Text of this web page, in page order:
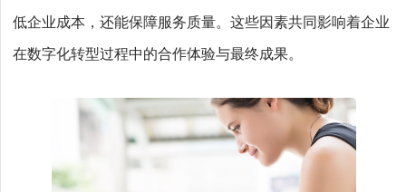
低企业成本，还能保障服务质量。这些因素共同影响着企业
在数字化转型过程中的合作体验与最终成果。